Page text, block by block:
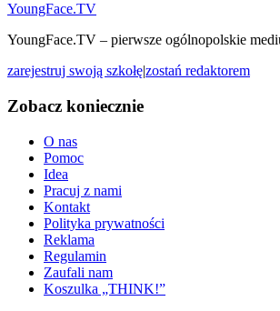
YoungFace.TV
YoungFace.TV – pierwsze ogólnopolskie
zarejestruj swoją szkołę|zostań redaktorem
Zobacz koniecznie
O nas
Pomoc
Idea
Pracuj z nami
Kontakt
Polityka prywatności
Reklama
Regulamin
Zaufali nam
Koszulka „THINK!”